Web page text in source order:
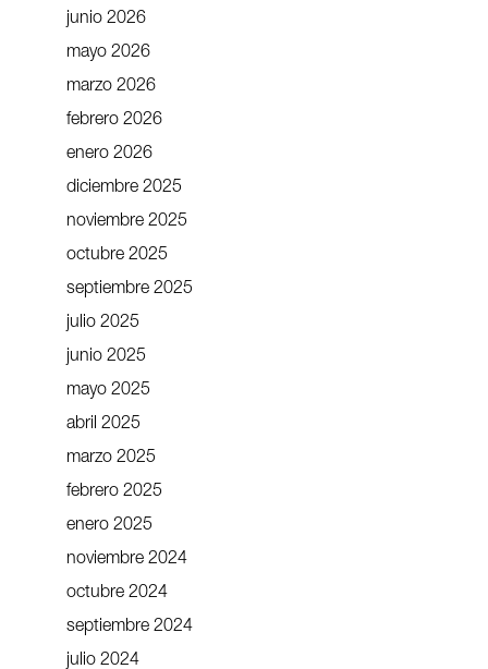
junio 2026
mayo 2026
marzo 2026
febrero 2026
enero 2026
diciembre 2025
noviembre 2025
octubre 2025
septiembre 2025
julio 2025
junio 2025
mayo 2025
abril 2025
marzo 2025
febrero 2025
enero 2025
noviembre 2024
octubre 2024
septiembre 2024
julio 2024